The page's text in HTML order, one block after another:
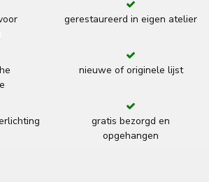
gerestaureerd in eigen atelier
nieuwe of originele lijst
gratis bezorgd en
opgehangen